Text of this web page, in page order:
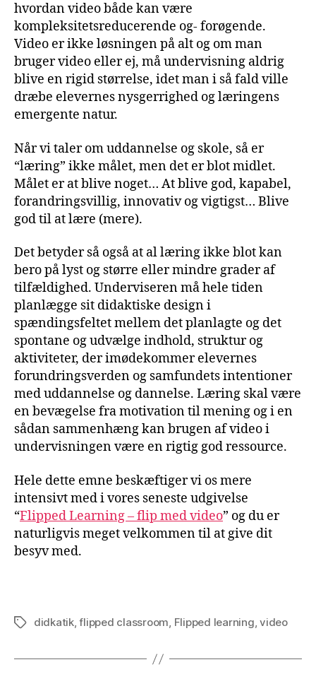
hvordan video både kan være
kompleksitetsreducerende og- forøgende.
Video er ikke løsningen på alt og om man
bruger video eller ej, må undervisning aldrig
blive en rigid størrelse, idet man i så fald ville
dræbe elevernes nysgerrighed og læringens
emergente natur.
Når vi taler om uddannelse og skole, så er
“læring” ikke målet, men det er blot midlet.
Målet er at blive noget… At blive god, kapabel,
forandringsvillig, innovativ og vigtigst… Blive
god til at lære (mere).
Det betyder så også at al læring ikke blot kan
bero på lyst og større eller mindre grader af
tilfældighed. Underviseren må hele tiden
planlægge sit didaktiske design i
spændingsfeltet mellem det planlagte og det
spontane og udvælge indhold, struktur og
aktiviteter, der imødekommer elevernes
forundringsverden og samfundets intentioner
med uddannelse og dannelse. Læring skal være
en bevægelse fra motivation til mening og i en
sådan sammenhæng kan brugen af video i
undervisningen være en rigtig god ressource.
Hele dette emne beskæftiger vi os mere
intensivt med i vores seneste udgivelse
“Flipped Learning – flip med video” og du er
naturligvis meget velkommen til at give dit
besyv med.
Tagsdidkatik,flipped classroom, Flipped learning,video